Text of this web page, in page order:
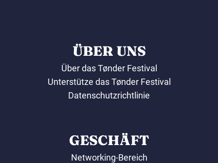
ÜBER UNS
Über das Tønder Festival
Unterstütze das Tønder Festival
Datenschutzrichtlinie
GESCHÄFT
Networking-Bereich